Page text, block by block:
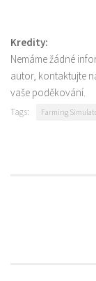
Kredity:
Nemáme žádné
autor, kontaktujte
vaše poděkování.
Tags: Farming